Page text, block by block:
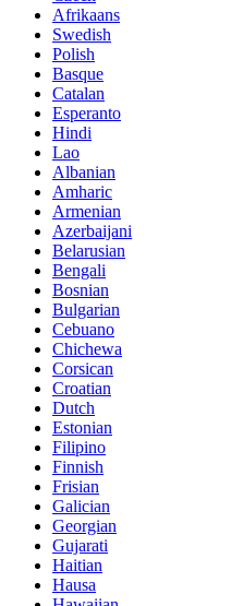
Afrikaans
Swedish
Polish
Basque
Catalan
Esperanto
Hindi
Lao
Albanian
Amharic
Armenian
Azerbaijani
Belarusian
Bengali
Bosnian
Bulgarian
Cebuano
Chichewa
Corsican
Croatian
Dutch
Estonian
Filipino
Finnish
Frisian
Galician
Georgian
Gujarati
Haitian
Hausa